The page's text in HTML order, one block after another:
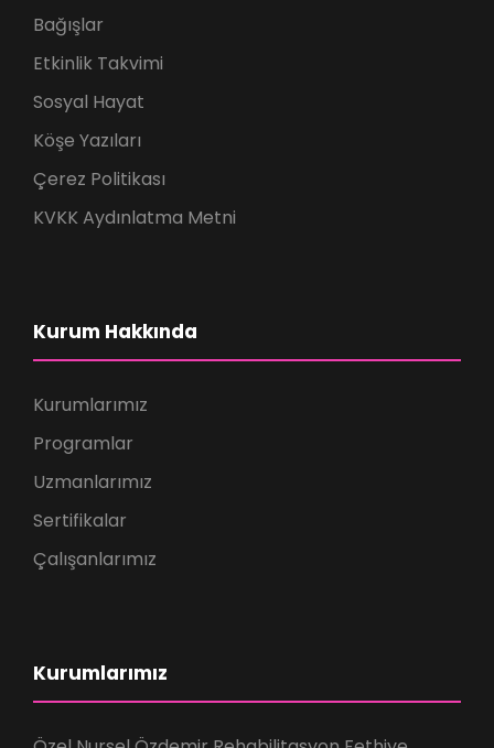
Bağışlar
Etkinlik Takvimi
Sosyal Hayat
Köşe Yazıları
Çerez Politikası
KVKK Aydınlatma Metni
Kurum Hakkında
Kurumlarımız
Programlar
Uzmanlarımız
Sertifikalar
Çalışanlarımız
Kurumlarımız